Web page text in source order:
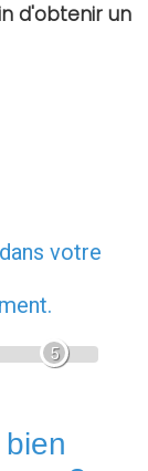
d'obtenir un
dans votre
5